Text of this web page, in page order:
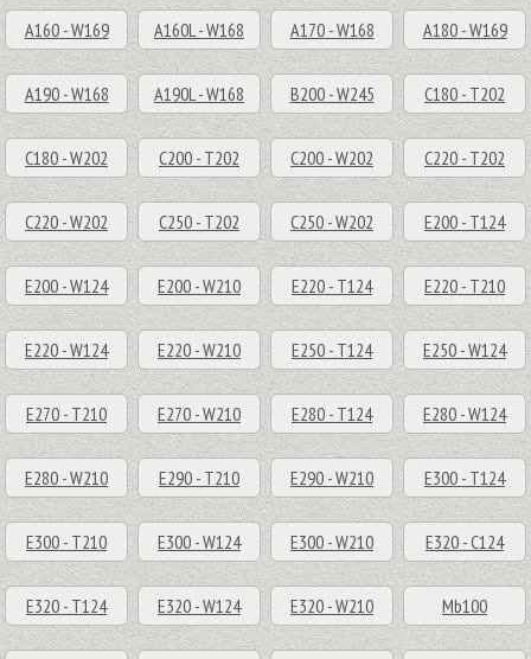
A160 - W169 A160L - W168 A170 - W168 A180 - W169
A190 - W168 A190L - W168 B200 - W245 C180 - T202
C180 - W202 C200 - T202 C200 - W202 C220 - T202
C220 - W202 C250 - T202 C250 - W202 E200 - T124
E200 - W124 E200 - W210 E220 - T124 E220 - T210
E220 - W124 E220 - W210 E250 - T124 E250 - W124
E270 - T210 E270 - W210 E280 - T124 E280 - W124
E280 - W210 E290 - T210 E290 - W210 E300 - T124
E300 - T210 E300 - W124 E300 - W210 E320 - C124
E320 - T124 E320 - W124 E320 - W210 Mb100